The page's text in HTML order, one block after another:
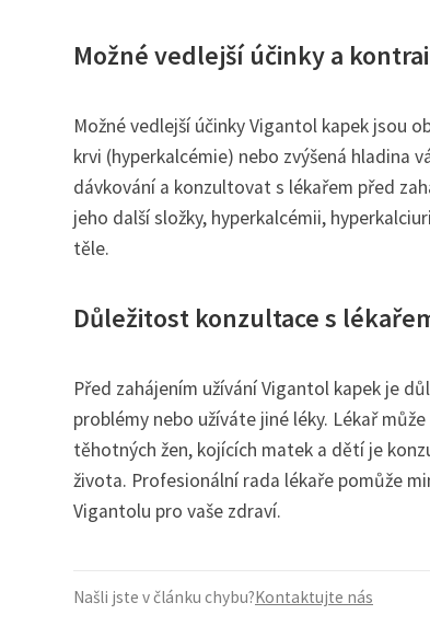
Možné vedlejší účinky a
Možné vedlejší účinky Vigantol kapek jsou
krvi (hyperkalcémie) nebo zvýšená hladina
dávkování a konzultovat s lékařem před
jeho další složky, hyperkalcémii,
těle.
Důležitost konzultace s
Před zahájením užívání Vigantol kapek je
problémy nebo užíváte jiné léky. Lékař
těhotných žen, kojících matek a dětí je
života. Profesionální rada lékaře pomůže
Vigantolu pro vaše zdraví.
Našli jste v článku chybu?Kontaktujte nás